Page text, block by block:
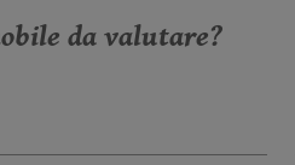
da valutare?